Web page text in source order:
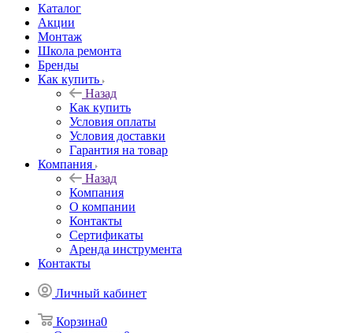
Каталог
Акции
Монтаж
Школа ремонта
Бренды
Как купить
Назад
Как купить
Условия оплаты
Условия доставки
Гарантия на товар
Компания
Назад
Компания
О компании
Контакты
Сертификаты
Аренда инструмента
Контакты
Личный кабинет
Корзина0